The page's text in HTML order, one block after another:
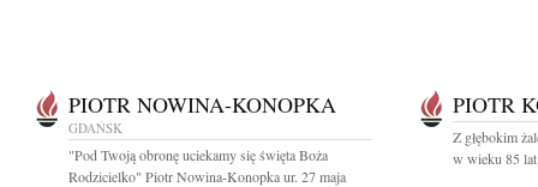
PIOTR NOWINA-KONOPKA
GDAŃSK
"Pod Twoją obronę uciekamy się święta Boża
Rodzicielko" Piotr Nowina-Konopka ur. 27 maja
PIOTR
Z głębokim
w wieku 85 lat